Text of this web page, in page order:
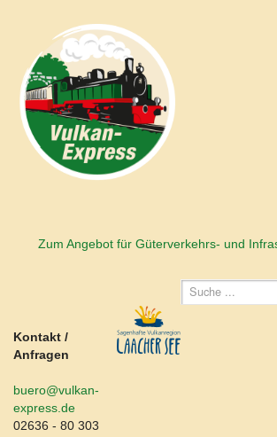
Zum Angebot für Güterverkehrs- und
Kontakt /
Anfragen
buero@vulkan-
express.de
02636 - 80 303